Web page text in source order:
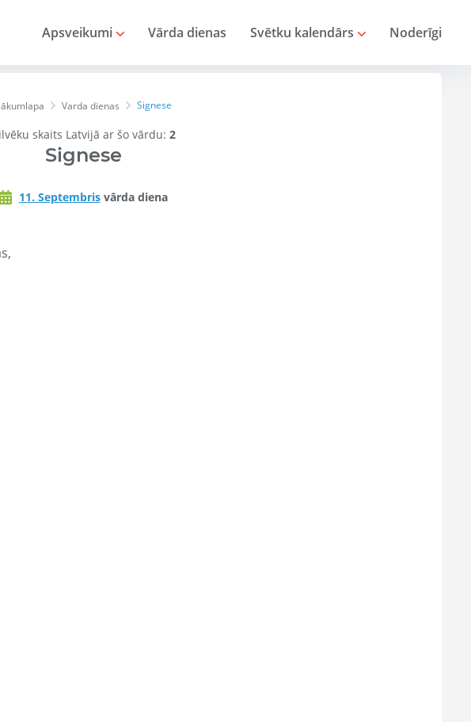
Apsveikumi Vārda dienas Svētku kalendārs Noderīgi
Varda dienas Signese
skaits Latvijā ar šo vārdu: 2
Signese
11. Septembrisvārda diena